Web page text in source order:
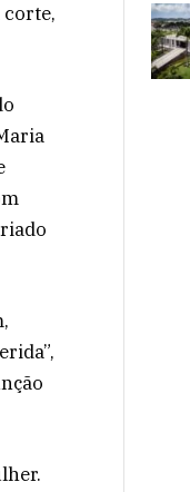
corte,